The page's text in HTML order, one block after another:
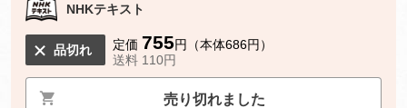
NHKテキスト
品切れ 定価 755円（本体686円）
送料 110円
売り切れました